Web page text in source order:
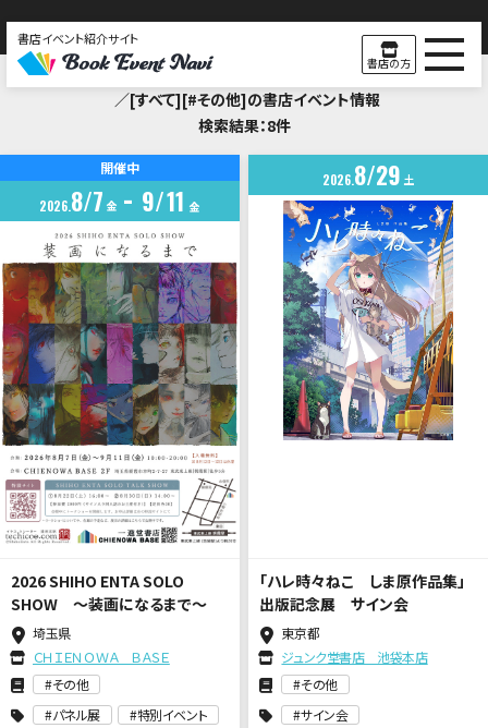
書店イベント紹介サイト
書店の方
Search Result
／[すべて][#その他]の書店イベント情報
検索結果：8件
開催中
2026 8 7 金 9 11 金
2026 SHIHO ENTA SOLO
SHOW ～装画になるまで～
埼玉県
ＣＨＩＥＮＯＷＡ ＢＡＳＥ
その他
パネル展
特別イベント
2026 8 29 土
「ハレ時々ねこ しま原作品集」
出版記念展 サイン会
東京都
ジュンク堂書店 池袋本店
その他
サイン会